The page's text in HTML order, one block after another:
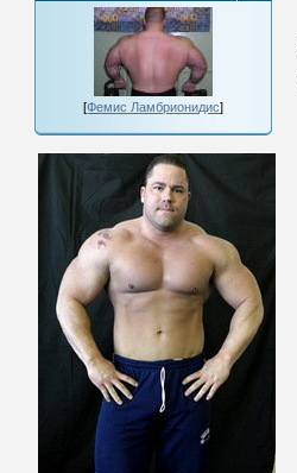
[Фемис Ламбрионидис]